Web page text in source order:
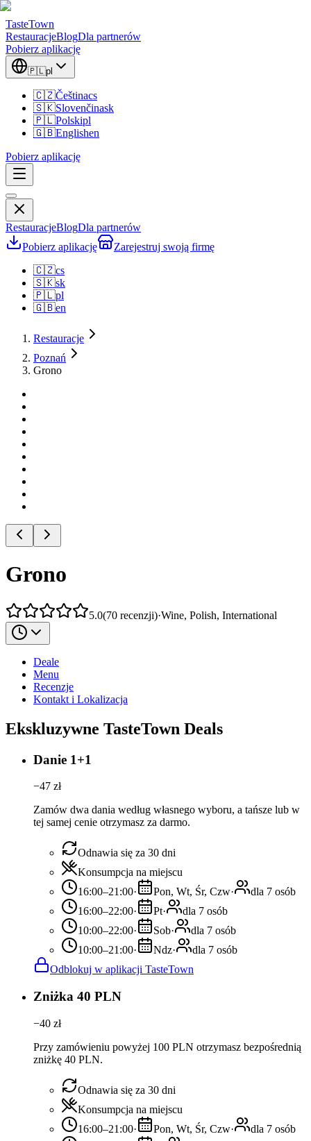
TasteTown
RestauracjeBlogDla partnerów
Pobierz aplikację
🇵🇱pl
🇨🇿Češtinacs
🇸🇰Slovenčinask
🇵🇱Polskipl
🇬🇧Englishen
Pobierz aplikację
RestauracjeBlogDla partnerów
Pobierz aplikację
Zarejestruj swoją firmę
🇨🇿cs
🇸🇰sk
🇵🇱pl
🇬🇧en
Restauracje
Poznań
Grono
Grono
5.0(70 recenzji)·Wine, Polish, International
Deale
Menu
Recenzje
Kontakt i Lokalizacja
Ekskluzywne TasteTown Deals
Danie 1+1
−47 zł
Zamów dwa dania według własnego wyboru, a tańsze lub w
tej samej cenie otrzymasz za darmo.
Odnawia się za 30 dni
Konsumpcja na miejscu
16:00–21:00· Pon, Wt, Śr, Czw·
dla 7 osób
16:00–22:00· Pt·
dla 7 osób
10:00–22:00· Sob·
dla 7 osób
10:00–21:00· Ndz·
dla 7 osób
Odblokuj w aplikacji TasteTown
Zniżka 40 PLN
−40 zł
Przy zamówieniu powyżej 100 PLN otrzymasz bezpośrednią
zniżkę 40 PLN.
Odnawia się za 30 dni
Konsumpcja na miejscu
16:00–21:00· Pon, Wt, Śr, Czw·
dla 7 osób